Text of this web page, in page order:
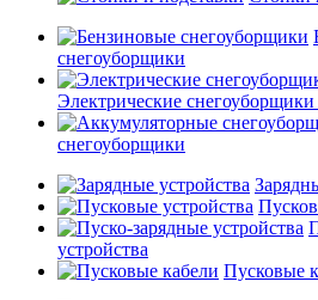
снегоуборщики
Электрические
снегоуборщики
устройства
Пусковые